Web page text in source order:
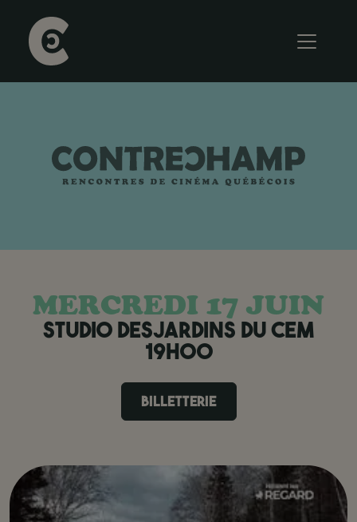
MERCREDI 17 JUIN
STUDIO DESJARDINS DU CEM
19H00
BILLETTERIE